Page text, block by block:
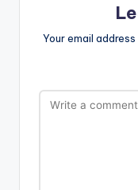
Your email